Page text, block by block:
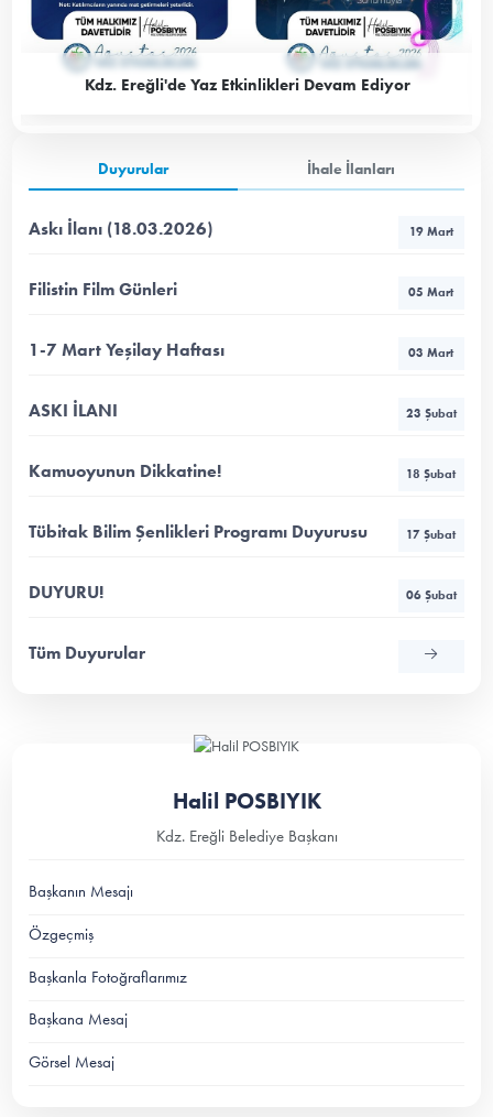
Kdz. Ereğli'de Yaz Etkinlikleri Devam Ediyor
Duyurular İhale İlanları
Askı İlanı (18.03.2026) 19 Mart
Filistin Film Günleri 05 Mart
1-7 Mart Yeşilay Haftası 03 Mart
ASKI İLANI 23 Şubat
Kamuoyunun Dikkatine! 18 Şubat
Tübitak Bilim Şenlikleri Programı Duyurusu 17 Şubat
DUYURU! 06 Şubat
Tüm Duyurular
Halil POSBIYIK
Kdz. Ereğli Belediye Başkanı
Başkanın Mesajı
Özgeçmiş
Başkanla Fotoğraflarımız
Başkana Mesaj
Görsel Mesaj